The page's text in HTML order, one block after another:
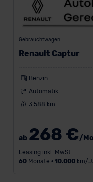
Gebrauchtwagen
Renault Captur
Benzin
Automatik
3.588 km
ab 268 €/
Leasing inkl. MwSt.
60Monate • 10.000km/